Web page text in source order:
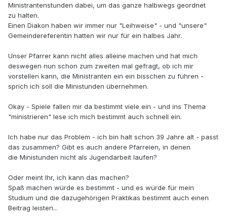
Ministrantenstunden dabei, um das ganze halbwegs geordnet
zu halten.
Einen Diakon haben wir immer nur "Leihweise" - und "unsere"
Gemeindereferentin hatten wir nur für ein halbes Jahr.
Unser Pfarrer kann nicht alles alleine machen und hat mich
deswegen nun schon zum zweiten mal gefragt, ob ich mir
vorstellen kann, die Ministranten ein ein bisschen zu führen -
sprich ich soll die Ministunden übernehmen.
Okay - Spiele fallen mir da bestimmt viele ein - und ins Thema
"ministrieren" lese ich mich bestimmt auch schnell ein.
Ich habe nur das Problem - ich bin halt schon 39 Jahre alt - passt
das zusammen? Gibt es auch andere Pfarreien, in denen
die Ministunden nicht als Jugendarbeit laufen?
Oder meint Ihr, ich kann das machen?
Spaß machen würde es bestimmt - und es würde für mein
Studium und die dazugehörigen Praktikas bestimmt auch einen
Beitrag leisten...